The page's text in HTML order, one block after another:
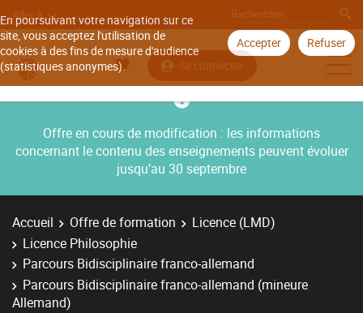
En poursuivant votre navigation sur ce
site, vous acceptez l'utilisation de
cookies à des fins de mesure d'audience
(statistiques anonymes).
Accepter Refuser
Aller à
Se connecter
Offre en cours de modification : les informations
concernant le contenu des enseignements peuvent évoluer
jusqu’au 30 septembre
Accueil Offre de formation
Licence (LMD)
Licence Philosophie
Parcours Bidisciplinaire franco-allemand
Parcours Bidisciplinaire franco-allemand (mineure
Allemand)